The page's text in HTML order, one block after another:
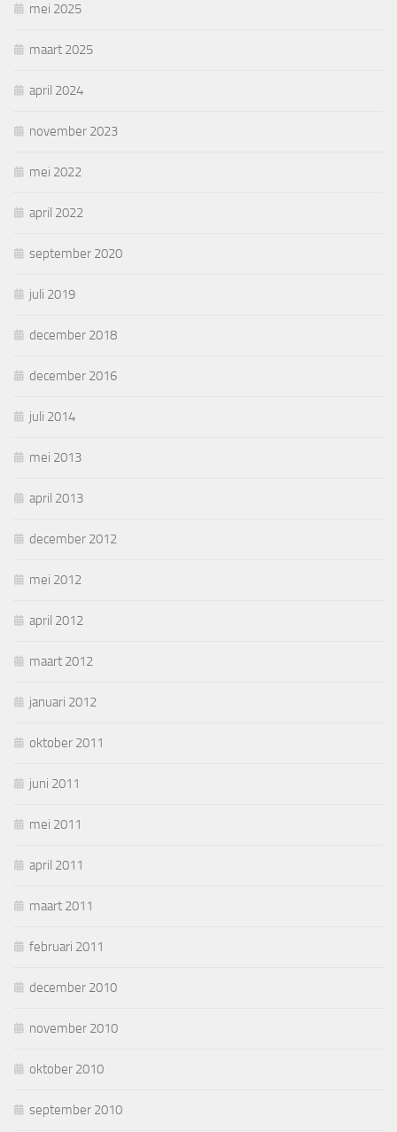
mei 2025
maart 2025
april 2024
november 2023
mei 2022
april 2022
september 2020
juli 2019
december 2018
december 2016
juli 2014
mei 2013
april 2013
december 2012
mei 2012
april 2012
maart 2012
januari 2012
oktober 2011
juni 2011
mei 2011
april 2011
maart 2011
februari 2011
december 2010
november 2010
oktober 2010
september 2010